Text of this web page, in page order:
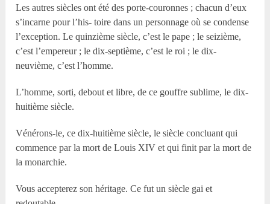
Les autres siècles ont été des porte-couronnes ; chacun d’eux
s’incarne pour l’his- toire dans un personnage où se condense
l’exception. Le quinzième siècle, c’est le pape ; le seizième,
c’est l’empereur ; le dix-septième, c’est le roi ; le dix-
neuvième, c’est l’homme.
L’homme, sorti, debout et libre, de ce gouffre sublime, le dix-
huitième siècle.
Vénérons-le, ce dix-huitième siècle, le siècle concluant qui
commence par la mort de Louis XIV et qui finit par la mort de
la monarchie.
Vous accepterez son héritage. Ce fut un siècle gai et